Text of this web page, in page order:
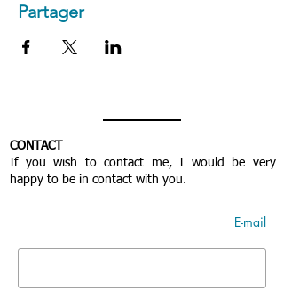
Partager
CONTACT
If you wish to contact me, I would be very
happy to be in contact with you.
E-mail